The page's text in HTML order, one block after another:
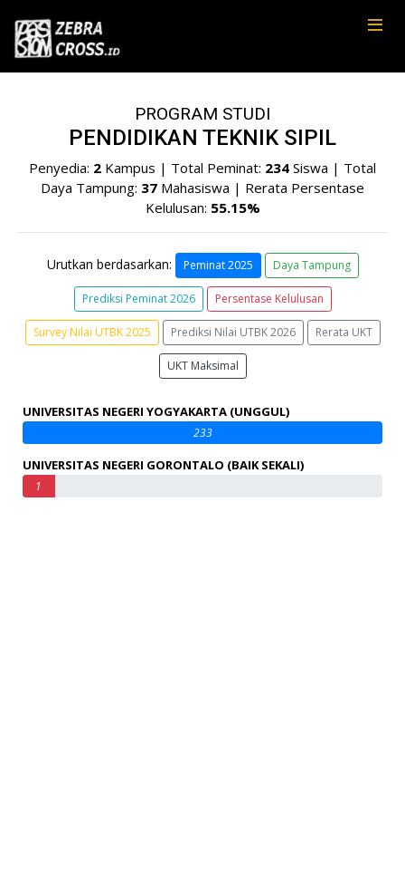
PROGRAM STUDI
PENDIDIKAN TEKNIK SIPIL
Penyedia: 2 Kampus | Total Peminat: 234 Siswa | Total
Daya Tampung: 37 Mahasiswa | Rerata Persentase
Kelulusan: 55.15%
Urutkan berdasarkan: Peminat 2025 Daya Tampung
Prediksi Peminat 2026 Persentase Kelulusan
Survey Nilai UTBK 2025 Prediksi Nilai UTBK 2026 Rerata UKT
UKT Maksimal
UNIVERSITAS NEGERI YOGYAKARTA (UNGGUL)
233
UNIVERSITAS NEGERI GORONTALO (BAIK SEKALI)
1